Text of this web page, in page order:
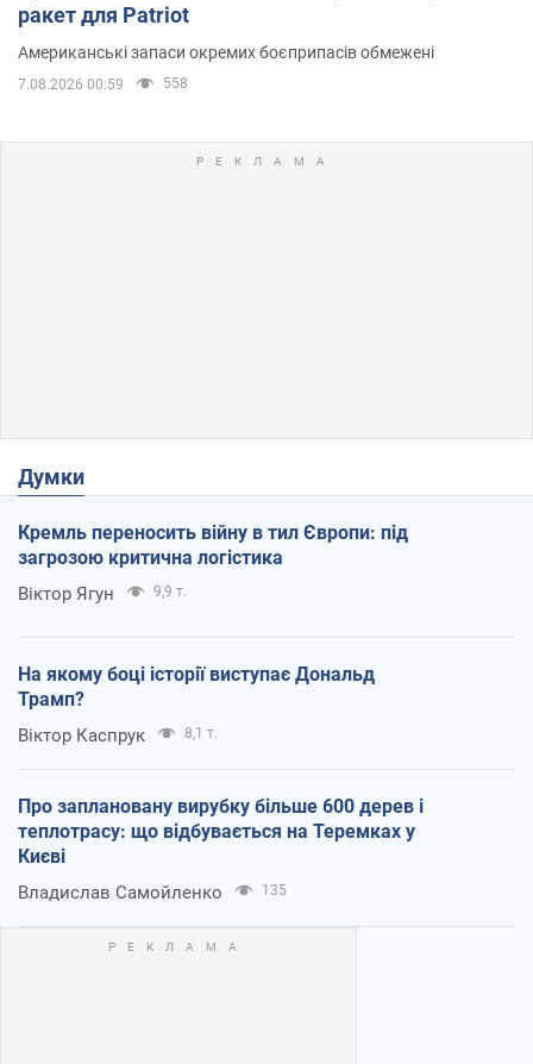
ракет для Patriot
Американські запаси окремих боєприпасів обмежені
7.08.2026 00:59 558
Думки
Кремль переносить війну в тил Європи: під
загрозою критична логістика
Віктор Ягун 9,9 т.
На якому боці історії виступає Дональд
Трамп?
Віктор Каспрук 8,1 т.
Про заплановану вирубку більше 600 дерев і
теплотрасу: що відбувається на Теремках у
Києві
Владислав Самойленко 135